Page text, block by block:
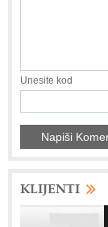
Unesite kod
KLIJENTI